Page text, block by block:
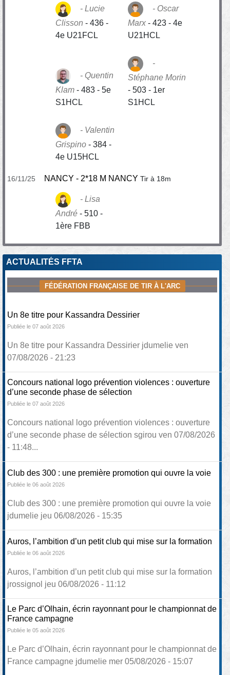
Lucie
Clisson -436 -
4e U21FCL
Oscar
Marx- 423 - 4e
U21HCL
Quentin
Klam -483 - 5e
S1HCL
Stéphane Morin
- 503 - 1er
S1HCL
Valentin
Grispino -384 -
4e U15HCL
16/11/25 NANCY - 2*18 M NANCY Tir à 18m
Lisa
André -510 -
1ère FBB
ACTUALITÉS FFTA
FÉDÉRATION FRANÇAISE DE TIR À L'ARC
Un 8e titre pour Kassandra Dessirier
Publiée le 07 août 2026
Un 8e titre pour Kassandra Dessirier jdumelie ven
07/08/2026 - 21:23
Concours national logo prévention violences : ouverture
d’une seconde phase de sélection
Publiée le 07 août 2026
Concours national logo prévention violences : ouverture
d’une seconde phase de sélection sgirou ven 07/08/2026
- 11:48...
Club des 300 : une première promotion qui ouvre la voie
Publiée le 06 août 2026
Club des 300 : une première promotion qui ouvre la voie
jdumelie jeu 06/08/2026 - 15:35
Auros, l’ambition d’un petit club qui mise sur la formation
Publiée le 06 août 2026
Auros, l’ambition d’un petit club qui mise sur la formation
jrossignol jeu 06/08/2026 - 11:12
Le Parc d’Olhain, écrin rayonnant pour le championnat de
France campagne
Publiée le 05 août 2026
Le Parc d’Olhain, écrin rayonnant pour le championnat de
France campagne jdumelie mer 05/08/2026 - 15:07